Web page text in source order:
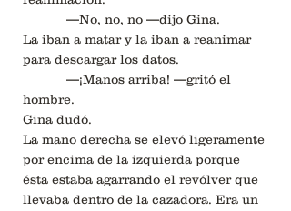
—No, no, no —dijo Gina.
La iban a matar y la iban a reanimar
para descargar los datos.
—¡Manos arriba! —gritó el
hombre.
Gina dudó.
La mano derecha se elevó ligeramente
por encima de la izquierda porque
ésta estaba agarrando el revólver que
llevaba dentro de la cazadora. Era un